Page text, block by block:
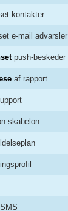
kontakter
e-mail advarsler
push-beskeder
af rapport
skabelon